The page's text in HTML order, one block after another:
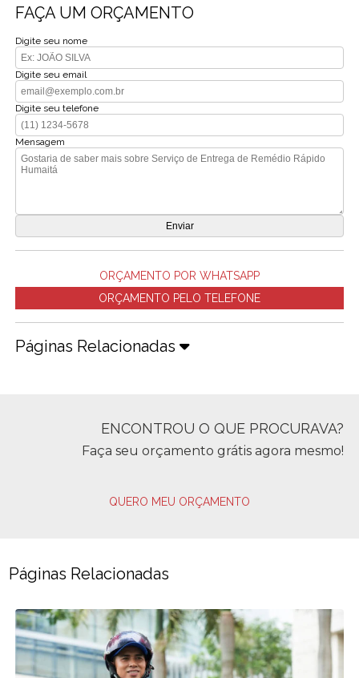
FAÇA UM ORÇAMENTO
Digite seu nome
Digite seu email
Digite seu telefone
Mensagem
ORÇAMENTO POR WHATSAPP
ORÇAMENTO PELO TELEFONE
Páginas Relacionadas
ENCONTROU O QUE PROCURAVA?
Faça seu orçamento grátis agora mesmo!
QUERO MEU ORÇAMENTO
Páginas Relacionadas